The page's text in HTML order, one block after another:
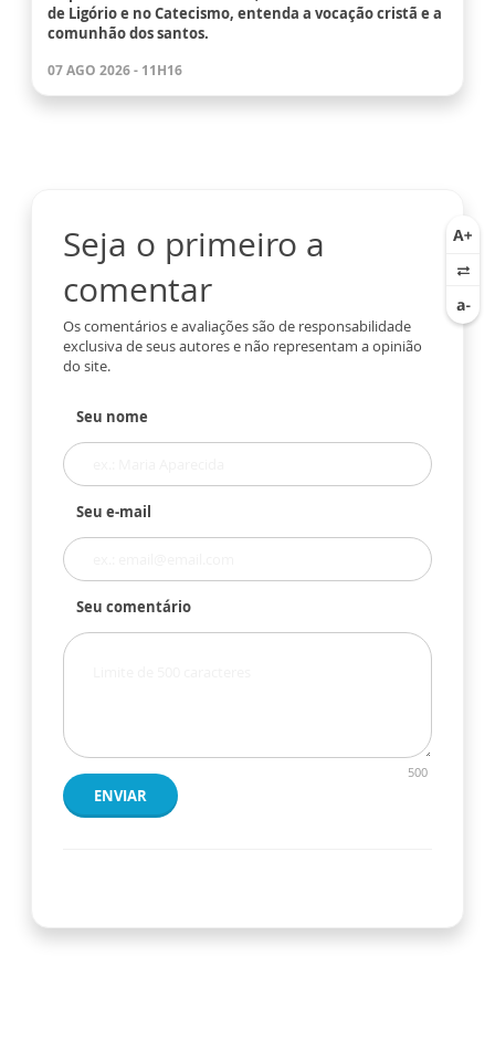
de Ligório e no Catecismo, entenda a vocação cristã e a
comunhão dos santos.
07 AGO 2026 - 11H16
Seja o primeiro a
comentar
Os comentários e avaliações são de responsabilidade
exclusiva de seus autores e não representam a opinião
do site.
Seu nome
Seu e-mail
Seu comentário
500
ENVIAR